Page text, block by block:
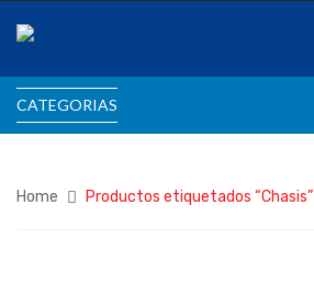
CATEGORIAS
Home Productos etiquetados “Chasis”